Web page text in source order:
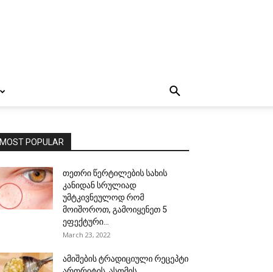
MOST POPULAR
თეთრი წერტილების სახის
კანიდან სრულიად
უმტკივნეულოდ რომ
მოიშოროთ, გამოიყენეთ 5
ეფექტური...
March 23, 2022
ამიშების ტრადიციული რეცეპტი